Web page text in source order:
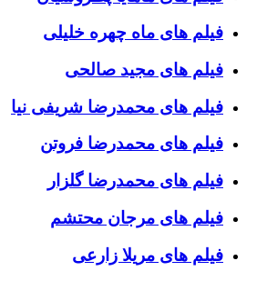
فیلم های ماه چهره خلیلی
فیلم های مجید صالحی
فیلم های محمدرضا شریفی نیا
فیلم های محمدرضا فروتن
فیلم های محمدرضا گلزار
فیلم های مرجان محتشم
فیلم های مریلا زارعی